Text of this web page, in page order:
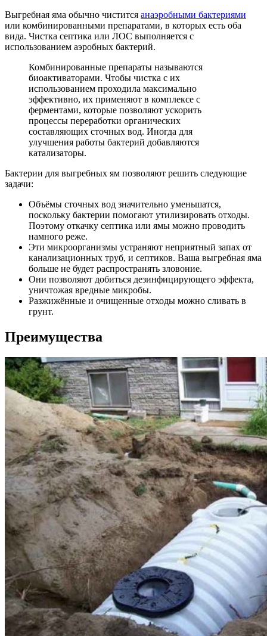
Выгребная яма обычно чистится анаэробными бактериями
или комбинированными препаратами, в которых есть оба
вида. Чистка септика или ЛОС выполняется с
использованием аэробных бактерий.
Комбинированные препараты называются
биоактиваторами. Чтобы чистка с их
использованием проходила максимально
эффективно, их применяют в комплексе с
ферментами, которые позволяют ускорить
процессы переработки органических
составляющих сточных вод. Иногда для
улучшения работы бактерий добавляются
катализаторы.
Бактерии для выгребных ям позволяют решить следующие
задачи:
Объёмы сточных вод значительно уменьшатся,
поскольку бактерии помогают утилизировать отходы.
Поэтому откачку септика или ямы можно проводить
намного реже.
Эти микроорганизмы устраняют неприятный запах от
канализационных труб, и септиков. Ваша выгребная яма
больше не будет распространять зловоние.
Они позволяют добиться дезинфицирующего эффекта,
уничтожая вредные микробы.
Разжижённые и очищенные отходы можно сливать в
грунт.
Преимущества